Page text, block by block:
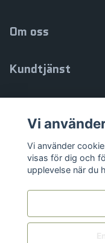
Om oss
Kundtjänst
Sociala medier
Vi
Vi använder
visas för dig och
upplevelse när du